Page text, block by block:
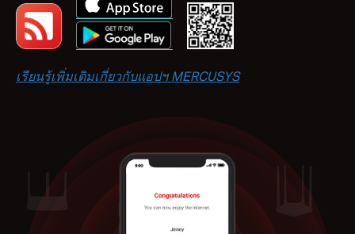
เรียนรู้เพิ่มเติมเกี่ยวกับแอปฯ MERCUSYS